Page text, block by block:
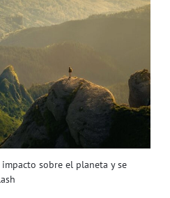
sobre el planeta y se